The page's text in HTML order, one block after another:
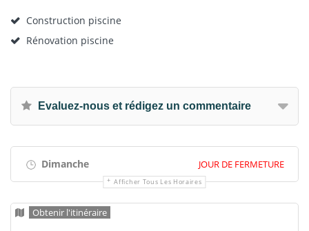
Construction piscine
Rénovation piscine
Evaluez-nous et rédigez un commentaire
Dimanche JOUR DE FERMETURE
Afficher Tous Les Horaires
Obtenir l'itinéraire